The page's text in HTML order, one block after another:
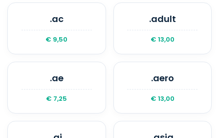
.ac
€ 9,50
.adult
€ 13,00
.ae
€ 7,25
.aero
€ 13,00